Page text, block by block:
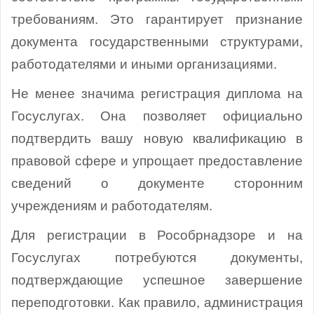
требованиям. Это гарантирует признание
документа государственными структурами,
работодателями и иными организациями.
Не менее значима регистрация диплома на
Госуслугах. Она позволяет официально
подтвердить вашу новую квалификацию в
правовой сфере и упрощает предоставление
сведений о документе сторонним
учреждениям и работодателям.
Для регистрации в Рособрнадзоре и на
Госуслугах потребуются документы,
подтверждающие успешное завершение
переподготовки. Как правило, администрация